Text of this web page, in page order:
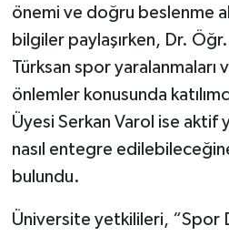
önemi ve doğru beslenme
bilgiler paylaşırken, Dr.
Türksan spor yaralanmaları
önlemler konusunda
Üyesi Serkan Varol ise aktif
nasıl entegre
bulundu.
Üniversite yetkilileri, “Spor